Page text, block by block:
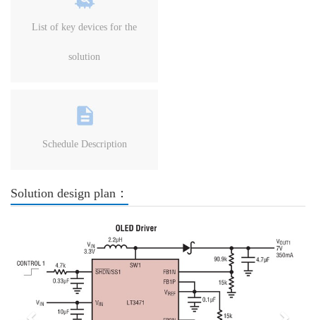
List of key devices for the
solution
Schedule Description
Solution design plan：